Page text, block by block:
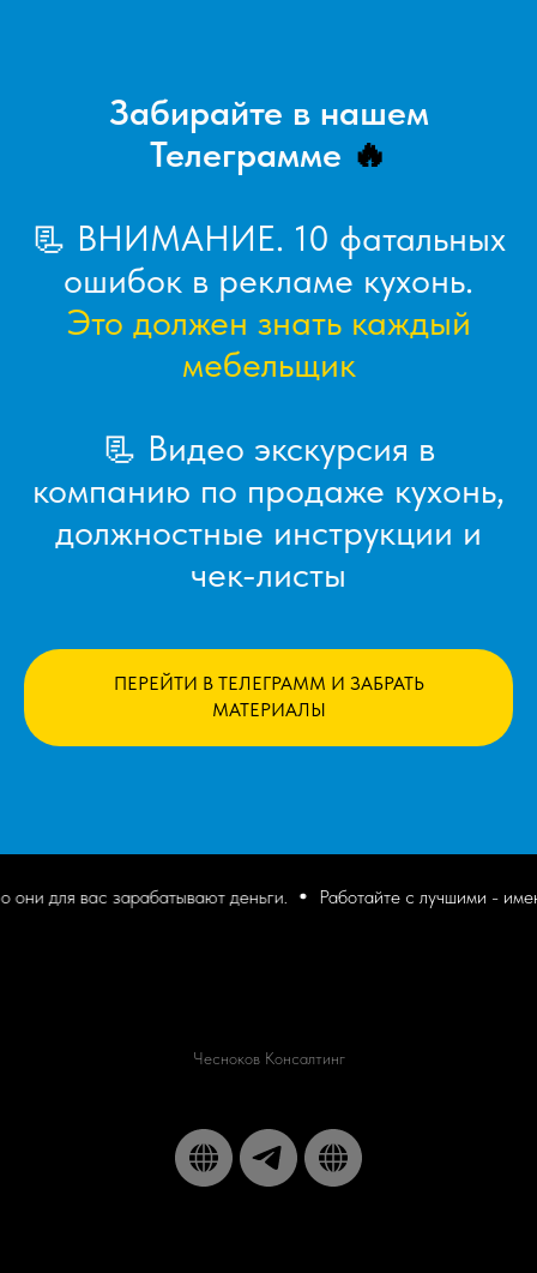
Забирайте в нашем
Телеграмме 🔥
📃 ВНИМАНИЕ. 10 фатальных
ошибок в рекламе кухонь.
Это должен знать каждый
мебельщик
📃 Видео экскурсия в
компанию по продаже кухонь,
должностные инструкции и
чек-листы
ПЕРЕЙТИ В ТЕЛЕГРАММ И ЗАБРАТЬ
МАТЕРИАЛЫ
для вас зарабатывают деньги. Работайте с лучшими -
Чесноков Консалтинг